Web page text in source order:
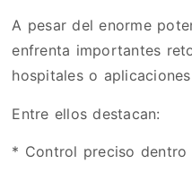
A pesar del enorme
enfrenta importantes
hospitales o
Entre ellos destacan:
* Control preciso dentro